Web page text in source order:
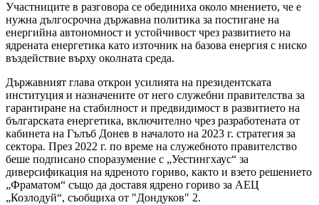
Участниците в разговора се обединиха около мнението, че е
нужна дългосрочна държавна политика за постигане на
енергийна автономност и устойчивост чрез развитието на
ядрената енергетика като източник на базова енергия с ниско
въздействие върху околната среда.
Държавният глава открои усилията на президентската
институция и назначените от него служебни правителства за
гарантиране на стабилност и предвидимост в развитието на
българската енергетика, включително чрез разработената от
кабинета на Гълъб Донев в началото на 2023 г. стратегия за
сектора. През 2022 г. по време на служебното правителство
беше подписано споразумение с „Уестингхаус“ за
диверсификация на ядреното гориво, както и взето решението
„Фраматом“ също да доставя ядрено гориво за АЕЦ
„Козлодуй“, съобщиха от "Дондуков" 2.